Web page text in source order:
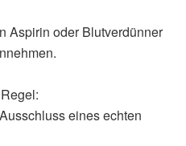
Aspirin oder Blutverdünner
eines echten